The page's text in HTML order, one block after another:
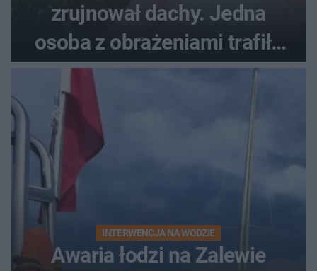
zrujnował dachy. Jedna
osoba z obrażeniami trafiła
do szpitala
INTERWENCJA NA WODZIE
Awaria łodzi na Zalewie